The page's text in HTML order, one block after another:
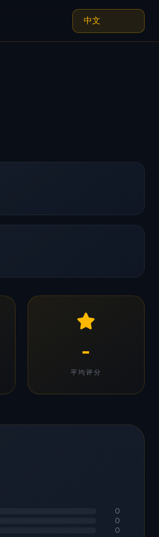
-
平均评分
0
0
0